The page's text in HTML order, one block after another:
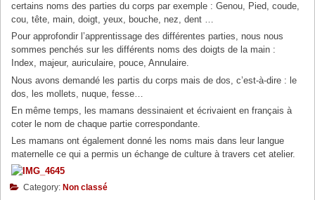
certains noms des parties du corps par exemple : Genou, Pied, coude,
cou, tête, main, doigt, yeux, bouche, nez, dent …
Pour approfondir l’apprentissage des différentes parties, nous nous
sommes penchés sur les différents noms des doigts de la main :
Index, majeur, auriculaire, pouce, Annulaire.
Nous avons demandé les partis du corps mais de dos, c’est-à-dire : le
dos, les mollets, nuque, fesse…
En même temps, les mamans dessinaient et écrivaient en français à
coter le nom de chaque partie correspondante.
Les mamans ont également donné les noms mais dans leur langue
maternelle ce qui a permis un échange de culture à travers cet atelier.
Category: Non classé